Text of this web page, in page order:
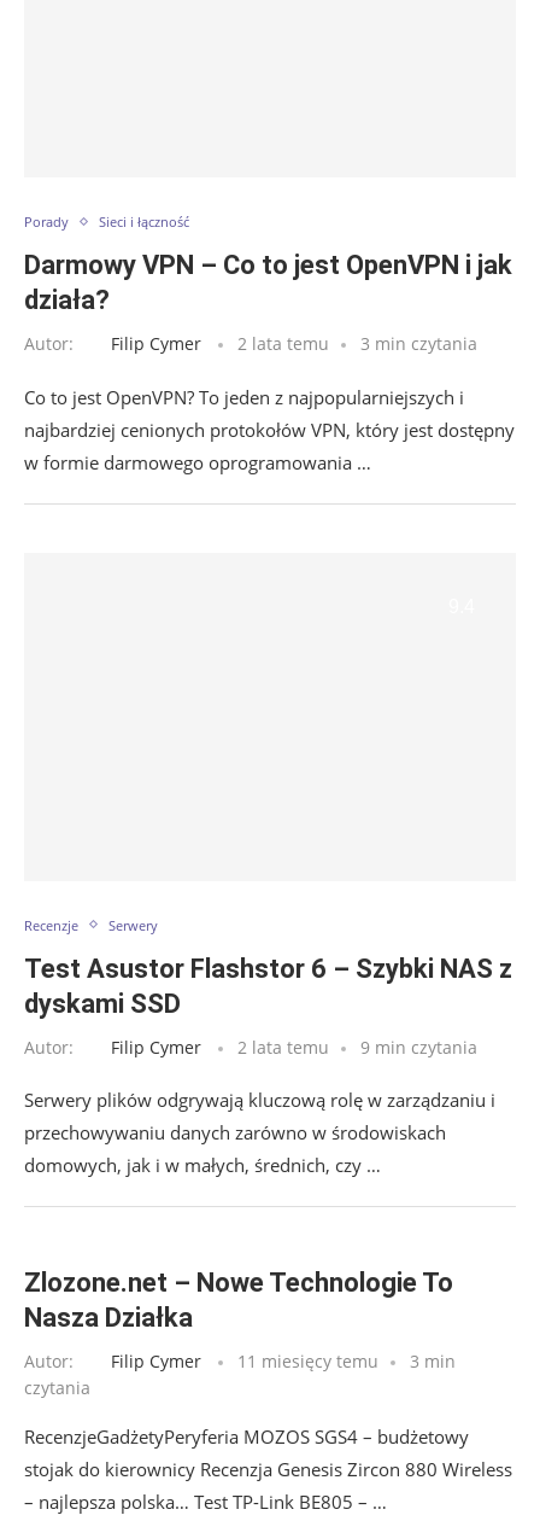
Porady Sieci i łączność
Darmowy VPN – Co to jest OpenVPN i jak
działa?
Autor: Filip Cymer 2 lata temu 3 min czytania
Co to jest OpenVPN? To jeden z najpopularniejszych i
najbardziej cenionych protokołów VPN, który jest dostępny
w formie darmowego oprogramowania …
Recenzje Serwery
Test Asustor Flashstor 6 – Szybki NAS z
dyskami SSD
Autor: Filip Cymer 2 lata temu 9 min czytania
Serwery plików odgrywają kluczową rolę w zarządzaniu i
przechowywaniu danych zarówno w środowiskach
domowych, jak i w małych, średnich, czy …
Zlozone.net – Nowe Technologie To
Nasza Działka
Autor: Filip Cymer 11 miesięcy temu
3 min
czytania
RecenzjeGadżetyPeryferia MOZOS SGS4 – budżetowy
stojak do kierownicy Recenzja Genesis Zircon 880 Wireless
– najlepsza polska… Test TP-Link BE805 – …